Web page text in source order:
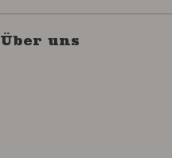
Über uns